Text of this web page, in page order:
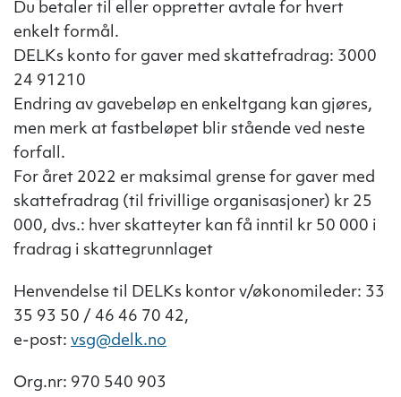
Du betaler til eller oppretter avtale for hvert
enkelt formål.
DELKs konto for gaver med skattefradrag: 3000
24 91210
Endring av gavebeløp en enkeltgang kan gjøres,
men merk at fastbeløpet blir stående ved neste
forfall.
For året 2022 er maksimal grense for gaver med
skattefradrag (til frivillige organisasjoner) kr 25
000, dvs.: hver skatteyter kan få inntil kr 50 000 i
fradrag i skattegrunnlaget
Henvendelse til DELKs kontor v/økonomileder: 33
35 93 50 / 46 46 70 42,
e-post: vsg@delk.no
Org.nr: 970 540 903